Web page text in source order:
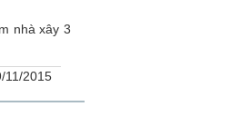
nhà xây 3
11/2015